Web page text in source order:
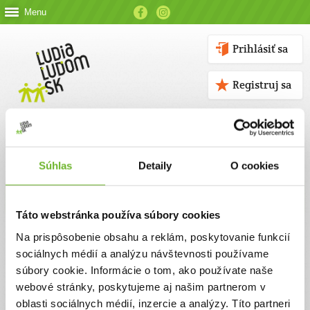
Súhlas Detaily O cookies
Táto webstránka používa súbory cookies
Na prispôsobenie obsahu a reklám, poskytovanie funkcií
sociálnych médií a analýzu návštevnosti používame
súbory cookie. Informácie o tom, ako používate naše
webové stránky, poskytujeme aj našim partnerom v
oblasti sociálnych médií, inzercie a analýzy. Títo partneri
Menu
Prihlásiť sa
Registruj sa
Kontaktné údaje
V prípade akýchkoľvek otázok nás neváhajte kontaktovať
emailom, alebo telefonicky.
ĽUDIA ĽUĎOM, n. o.